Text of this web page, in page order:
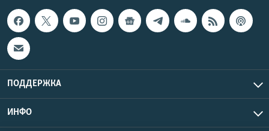
ПОДДЕРЖКА
ИНФО